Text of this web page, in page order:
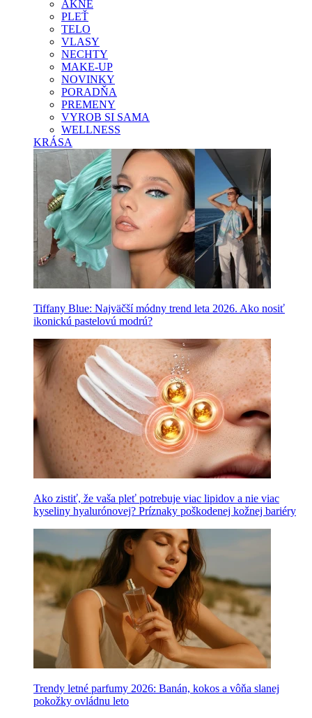
AKNÉ
PLEŤ
TELO
VLASY
NECHTY
MAKE-UP
NOVINKY
PORADŇA
PREMENY
VYROB SI SAMA
WELLNESS
KRÁSA
Tiffany Blue: Najväčší módny trend leta 2026. Ako nosiť
ikonickú pastelovú modrú?
Ako zistiť, že vaša pleť potrebuje viac lipidov a nie viac
kyseliny hyalurónovej? Príznaky poškodenej kožnej bariéry
Trendy letné parfumy 2026: Banán, kokos a vôňa slanej
pokožky ovládnu leto